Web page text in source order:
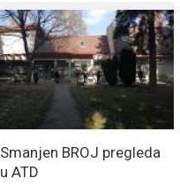
Smanjen BROJ pregleda
u ATD